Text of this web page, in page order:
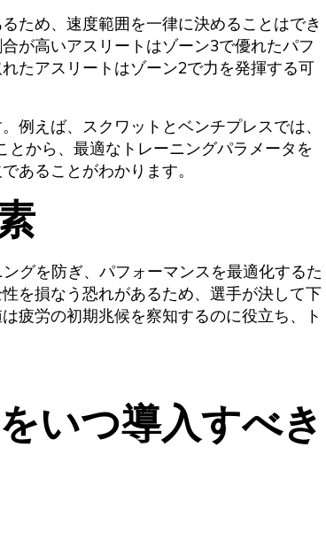
ため、速度範囲を一律に決めることはでき
が高いアスリートはゾーン3で優れたパフ
たアスリートはゾーン2で力を発揮する可
例えば、スクワットとベンチプレスでは、
から、最適なトレーニングパラメータを
あることがわかります。
グを防ぎ、パフォーマンスを最適化するた
を損なう恐れがあるため、選手が決して下
疲労の初期兆候を察知するのに役立ち、ト
いつ導入すべき